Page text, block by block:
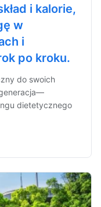
i kalorie,
w
i
po kroku.
do swoich
dietetycznego